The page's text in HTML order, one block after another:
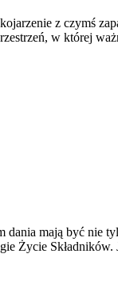
z czymś
w której
mają być nie
Życie